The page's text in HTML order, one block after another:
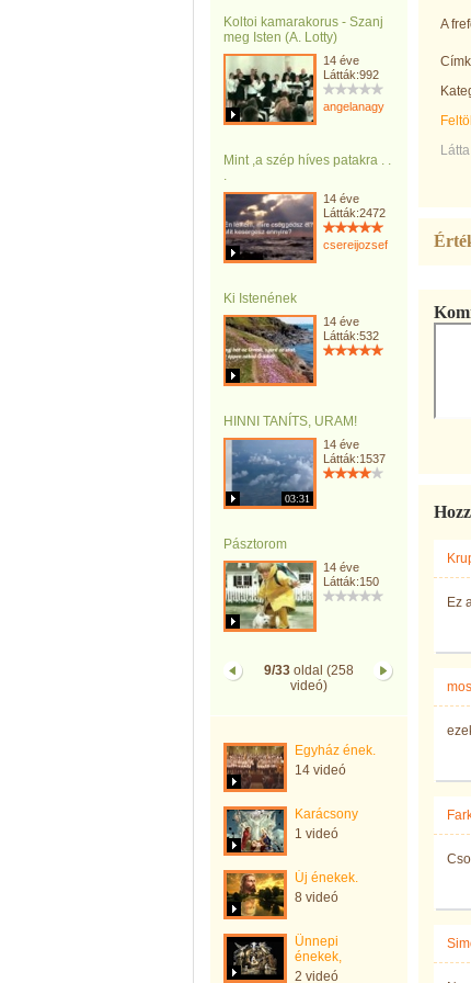
Koltoi kamarakorus - Szanj
meg Isten (A. Lotty)
14 éve
Látták:992
angelanagy
Mint ,a szép híves patakra . .
.
14 éve
Látták:2472
csereijozsef
Ki Istenének
14 éve
Látták:532
HINNI TANÍTS, URAM!
03:31
14 éve
Látták:1537
Pásztorom
14 éve
Látták:150
9/33 oldal (258
videó)
Egyház ének.
14 videó
Karácsony
1 videó
Új énekek.
8 videó
Ünnepi
énekek,
2 videó
A
Ez